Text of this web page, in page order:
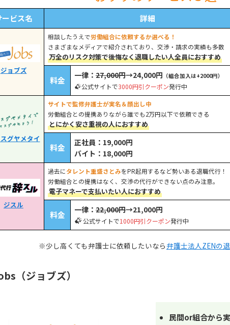
ービス名 詳細
ジョブズ
相談したうえで労働組合に依頼するか選べる！
さまざまなメディアで紹介されており、交渉・請求の実績も多数
万全のリスク対策で後悔なく退職したい人全員におすすめ
料金 一律： 27,000円→24,000円 （組合加入は+2000円）
公式サイトで3000円引クーポン発行中
グヤメタイ
サイトで監修弁護士が実名＆顔出し中
労働組合との提携ありながら誰でも2万円以下で依頼できる
とにかく安さ重視の人におすすめ
料金
正社員：19,000円
バイト：18,000円
ジスル
過去にタレント重盛さとみをPR起用するなど勢いある退職代行！
労働組合との提携はなく、交渉の代行ができない点のみ注意。
電子マネーで支払いたい人におすすめ
料金 一律： 22,000円→21,000円
公式サイトで1000円引クーポン発行中
※少し高くても弁護士に依頼したいなら弁護士法人ZENの
（ジョブズ）
民間or組合から